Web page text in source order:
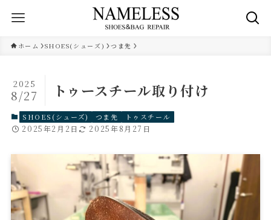
ホーム SHOES(シューズ) つま先
トゥースチール取り付け
2025
8/27
SHOES(シューズ) つま先 トゥスチール
2025年2月2日 2025年8月27日